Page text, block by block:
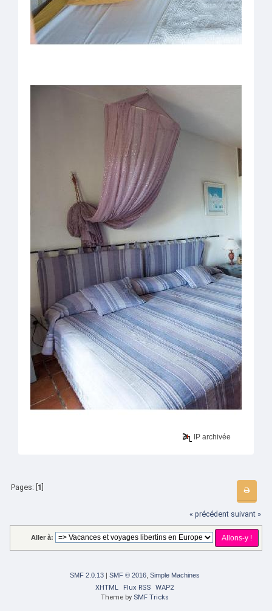
IP archivée
Pages: [ 1
« précédent suivant »
Aller à:
SMF 2.0.13| SMF © 2016, Simple Machines
XHTML Flux RSS
WAP2
Theme by SMF Tricks